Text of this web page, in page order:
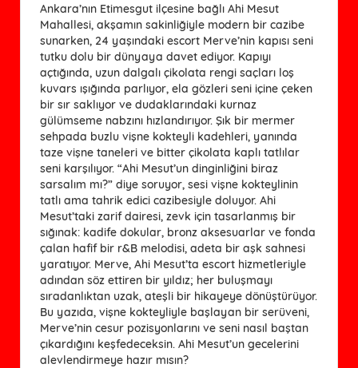
Ankara’nın Etimesgut ilçesine bağlı Ahi Mesut
Mahallesi, akşamın sakinliğiyle modern bir cazibe
sunarken, 24 yaşındaki escort Merve’nin kapısı seni
tutku dolu bir dünyaya davet ediyor. Kapıyı
açtığında, uzun dalgalı çikolata rengi saçları loş
kuvars ışığında parlıyor, ela gözleri seni içine çeken
bir sır saklıyor ve dudaklarındaki kurnaz
gülümseme nabzını hızlandırıyor. Şık bir mermer
sehpada buzlu vişne kokteyli kadehleri, yanında
taze vişne taneleri ve bitter çikolata kaplı tatlılar
seni karşılıyor. “Ahi Mesut’un dinginliğini biraz
sarsalım mı?” diye soruyor, sesi vişne kokteylinin
tatlı ama tahrik edici cazibesiyle doluyor. Ahi
Mesut’taki zarif dairesi, zevk için tasarlanmış bir
sığınak: kadife dokular, bronz aksesuarlar ve fonda
çalan hafif bir r&B melodisi, adeta bir aşk sahnesi
yaratıyor. Merve, Ahi Mesut’ta escort hizmetleriyle
adından söz ettiren bir yıldız; her buluşmayı
sıradanlıktan uzak, ateşli bir hikayeye dönüştürüyor.
Bu yazıda, vişne kokteyliyle başlayan bir serüveni,
Merve’nin cesur pozisyonlarını ve seni nasıl baştan
çıkardığını keşfedeceksin. Ahi Mesut’un gecelerini
alevlendirmeye hazır mısın?